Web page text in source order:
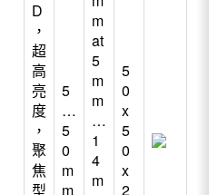
D
，
超
高
亮
度
，
聚
焦
型
5
…
5
0
m
m
m
at
5
m
m
…
1
4
m
5
0
x
5
0
x
2